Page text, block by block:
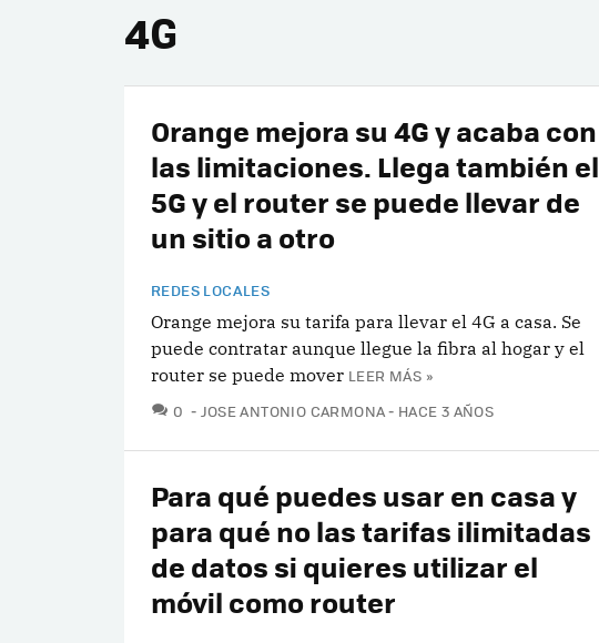
4G
Orange mejora su 4G y acaba con
las limitaciones. Llega también el
5G y el router se puede llevar de
un sitio a otro
REDES LOCALES
Orange mejora su tarifa para llevar el 4G a casa. Se
puede contratar aunque llegue la fibra al hogar y el
router se puede mover LEER MÁS »
0 COMENTARIOS
JOSE ANTONIO CARMONA HACE 3 AÑOS
Para qué puedes usar en casa y
para qué no las tarifas ilimitadas
de datos si quieres utilizar el
móvil como router